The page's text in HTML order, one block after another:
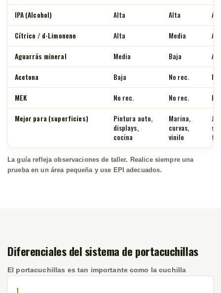
IPA (Alcohol) Alta Alta
Cítrico / d-Limoneno Alta Media
Aguarrás mineral Media Baja
Acetona Baja No rec.
MEK No rec. No rec.
Mejor para (superficies)
Pintura auto,
displays,
cocina
Marina,
curvas,
vinilo
La guía refleja observaciones de taller. Realice siempre una
prueba en un área pequeña y use EPI adecuados.
Diferenciales del sistema de portacuchillas
El portacuchillas es tan importante como la cuchilla
1